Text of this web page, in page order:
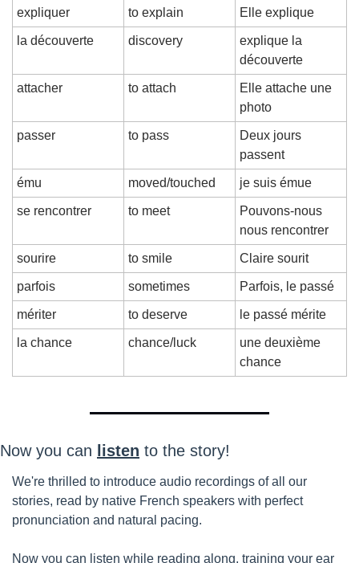
expliquer to explain Elle explique
la découverte discovery
explique la
découverte
attacher to attach
Elle attache une
photo
passer to pass
Deux jours
passent
ému moved/touched je suis émue
se rencontrer to meet
Pouvons-nous
nous rencontrer
sourire to smile Claire sourit
parfois sometimes Parfois, le passé
mériter to deserve le passé mérite
la chance chance/luck
une deuxième
chance
Now you can listen to the story!
We're thrilled to introduce audio recordings of all our
stories, read by native French speakers with perfect
pronunciation and natural pacing.
Now you can listen while reading along, training your ear